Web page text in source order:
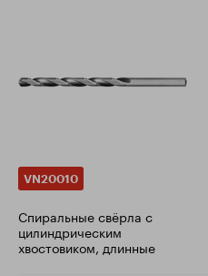
VN20010
Cпиральные свёрла с
цилиндрическим
хвостовиком, длинные